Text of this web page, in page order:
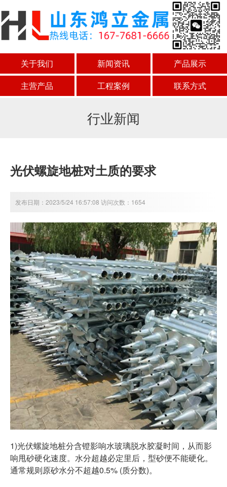
关于我们 新闻资讯
产品展示
主营产品
工程案例 联系方式
行业新闻
光伏螺旋地桩对土质的要求
发布日期：2023/5/24 16:57:08 访问次数：1654
1)光伏螺旋地桩分含镫影响水玻璃脱水胶凝时间，从而影
响甩砂硬化速度。水分超越必定里后，型砂便不能硬化。
通常规则原砂水分不超越0.5% (质分数)。